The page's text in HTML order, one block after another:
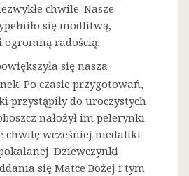
chwile. Nasze
się modlitwą,
radością.
się nasza
Po czasie przygotowań,
przystąpiły do uroczystych
nałożył im pelerynki
chwilę wcześniej medaliki
Dziewczynki
się Matce Bożej i tym